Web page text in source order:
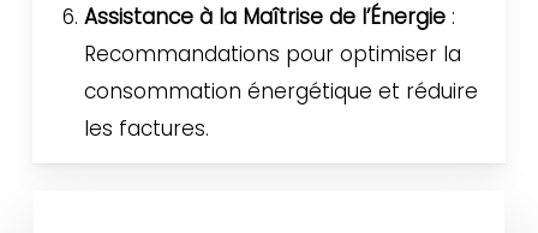
Assistance à la Maîtrise de l’Énergie :
Recommandations pour optimiser la
consommation énergétique et réduire
les factures.